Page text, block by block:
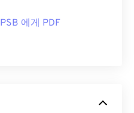
PSB 에게 PDF